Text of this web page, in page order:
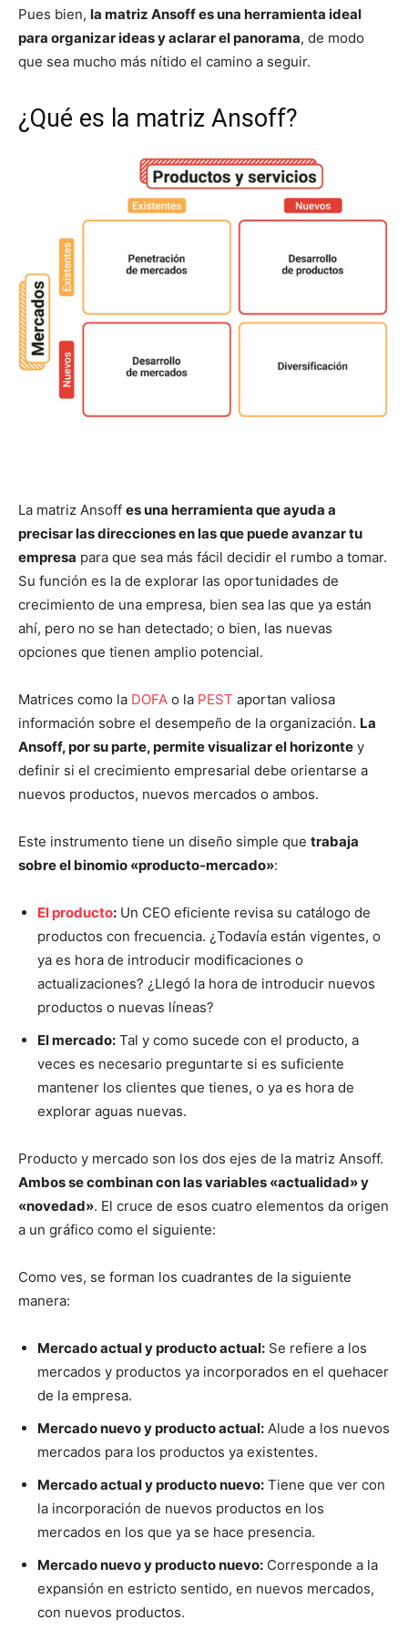
Pues bien, la matriz Ansoff es una herramienta ideal
para organizar ideas y aclarar el panorama, de modo
que sea mucho más nítido el camino a seguir.
¿Qué es la matriz Ansoff?
La matriz Ansoff es una herramienta que ayuda a
precisar las direcciones en las que puede avanzar tu
empresa para que sea más fácil decidir el rumbo a tomar.
Su función es la de explorar las oportunidades de
crecimiento de una empresa, bien sea las que ya están
ahí, pero no se han detectado; o bien, las nuevas
opciones que tienen amplio potencial.
Matrices como la DOFA o la PEST aportan valiosa
información sobre el desempeño de la organización. La
Ansoff, por su parte, permite visualizar el horizonte y
definir si el crecimiento empresarial debe orientarse a
nuevos productos, nuevos mercados o ambos.
Este instrumento tiene un diseño simple que trabaja
sobre el binomio «producto-mercado»:
El producto: Un CEO eficiente revisa su catálogo de
productos con frecuencia. ¿Todavía están vigentes, o
ya es hora de introducir modificaciones o
actualizaciones? ¿Llegó la hora de introducir nuevos
productos o nuevas líneas?
El mercado: Tal y como sucede con el producto, a
veces es necesario preguntarte si es suficiente
mantener los clientes que tienes, o ya es hora de
explorar aguas nuevas.
Producto y mercado son los dos ejes de la matriz Ansoff.
Ambos se combinan con las variables «actualidad» y
«novedad». El cruce de esos cuatro elementos da origen
a un gráfico como el siguiente:
Como ves, se forman los cuadrantes de la siguiente
manera:
Mercado actual y producto actual: Se refiere a los
mercados y productos ya incorporados en el quehacer
de la empresa.
Mercado nuevo y producto actual: Alude a los nuevos
mercados para los productos ya existentes.
Mercado actual y producto nuevo: Tiene que ver con
la incorporación de nuevos productos en los
mercados en los que ya se hace presencia.
Mercado nuevo y producto nuevo: Corresponde a la
expansión en estricto sentido, en nuevos mercados,
con nuevos productos.